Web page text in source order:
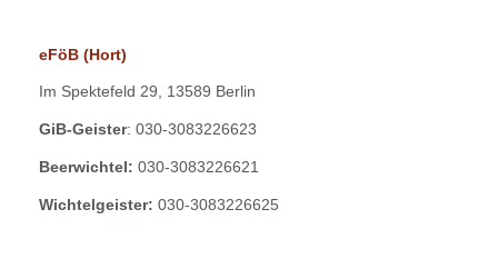
eFöB (Hort)
Im Spektefeld 29, 13589 Berlin
GiB-Geister: 030-3083226623
Beerwichtel: 030-3083226621
Wichtelgeister: 030-3083226625